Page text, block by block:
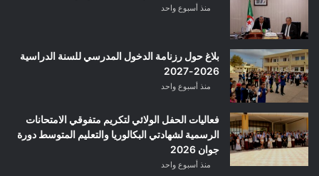
منذ أسبوع واحد
بلاغ حول رزنامة الدخول المدرسي للسنة الدراسية
2026-2027
منذ أسبوع واحد
فعاليات الحفل الولائي لتكريم متفوقي الامتحانات
الرسمية لشهادتي البكالوريا والتعليم المتوسط دورة
جوان 2026
منذ أسبوع واحد